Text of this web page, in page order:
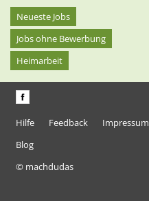
Neueste Jobs
Jobs ohne Bewerbung
Heimarbeit
Hilfe Feedback Impressum
Blog
© machdudas